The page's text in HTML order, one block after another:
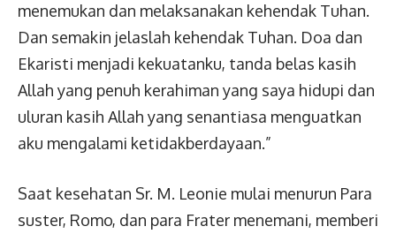
menemukan dan melaksanakan kehendak Tuhan.
Dan semakin jelaslah kehendak Tuhan. Doa dan
Ekaristi menjadi kekuatanku, tanda belas kasih
Allah yang penuh kerahiman yang saya hidupi dan
uluran kasih Allah yang senantiasa menguatkan
aku mengalami ketidakberdayaan.”
Saat kesehatan Sr. M. Leonie mulai menurun Para
suster, Romo, dan para Frater menemani, memberi